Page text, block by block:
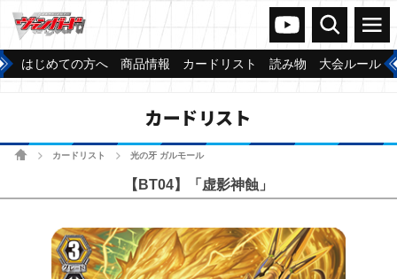
ヴァンガードch
検索 メニュー
はじめての方へ 商品情報 カードリスト 読み物 大会ルール
カードリスト
ホームカードリスト 光の牙 ガルモール
【BT04】「虚影神蝕」